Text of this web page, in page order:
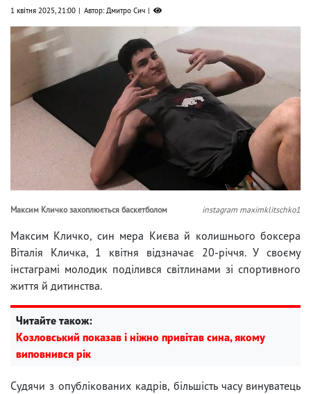
1 квітня 2025, 21:00 Автор: Дмитро Сич
Максим Кличко захоплюється баскетболом instagram maximklitschko1
Максим Кличко, син мера Києва й колишнього боксера
Віталія Кличка, 1 квітня відзначає 20-річчя. У своєму
інстаграмі молодик поділився світлинами зі спортивного
життя й дитинства.
Читайте також:
Козловський показав і ніжно привітав сина, якому
виповнився рік
Судячи з опублікованих кадрів, більшість часу винуватець